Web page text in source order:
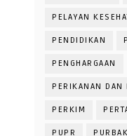
PELAYAN
PENDIDIKAN
PENGHARGAAN
PERIKANAN DAN
PERKIM
PUPR